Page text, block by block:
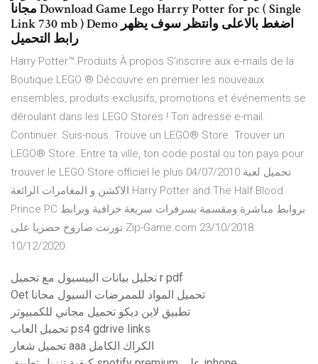
مجانا Download Game Lego Harry Potter for pc ( Single
Link 730 mb ) Demo اضغط بالاعلى وانتظر سوف يظهر
رابط التحميل
Harry Potter™ Produits À propos S'inscrire aux e-mails de la
Boutique LEGO ® Découvre en premier les nouveaux
ensembles, produits exclusifs, promotions et événements se
déroulant dans les LEGO Stores ! Ton adresse e-mail.
Continuer. Suis-nous. Trouve un LEGO® Store. Trouver un
LEGO® Store. Entre ta ville, ton code postal ou ton pays pour
trouver le LEGO Store officiel le plus 04/07/2010 تحميل لعبة
الاكشن و المغامرات الرائعة Harry Potter and The Half Blood
Prince PC بروابط مباشرة ومقسمة بسرفرات سريعة خرافية وبرابط
تورنت صاروخ حصريا على Zip-Game.com 23/10/2018
10/12/2020
تحليل بيانات البيسبول مع تحميل r pdf
Oet تحميل المواد للممرضات السيول مجانا
تطبيق لاين ديكو تحميل مجاني للكمبيوتر
تحميل العاب ps4 gdrive links
تحميل شعار aaa الكراك الكامل